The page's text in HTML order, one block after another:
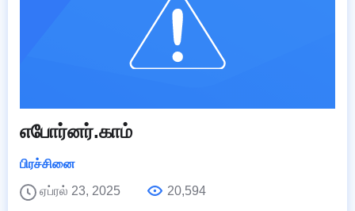
எபோர்னர்.காம்
பிரச்சினை
ஏப்ரல் 23, 2025
20,594